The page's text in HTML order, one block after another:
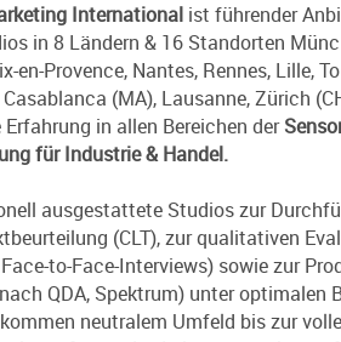
International ist führender
in 8 Ländern & 16 Standorten
en-Provence, Nantes, Rennes, Lille,
Casablanca (MA), Lausanne, Zürich
Erfahrung in allen Bereichen der
für Industrie & Handel.
ausgestattete Studios zur
(CLT), zur qualitativen
to-Face-Interviews) sowie zur
QDA, Spektrum) unter optimalen
neutralem Umfeld bis zur